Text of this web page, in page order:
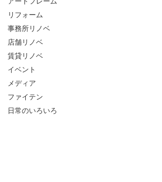
リフォーム
事務所リノベ
店舗リノベ
賃貸リノベ
イベント
メディア
ファイテン
日常のいろいろ